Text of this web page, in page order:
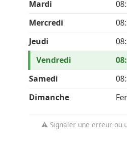
Mardi
Mercredi
Jeudi
Vendredi
Samedi
Dimanche
⚠️ Signaler une erreur ou